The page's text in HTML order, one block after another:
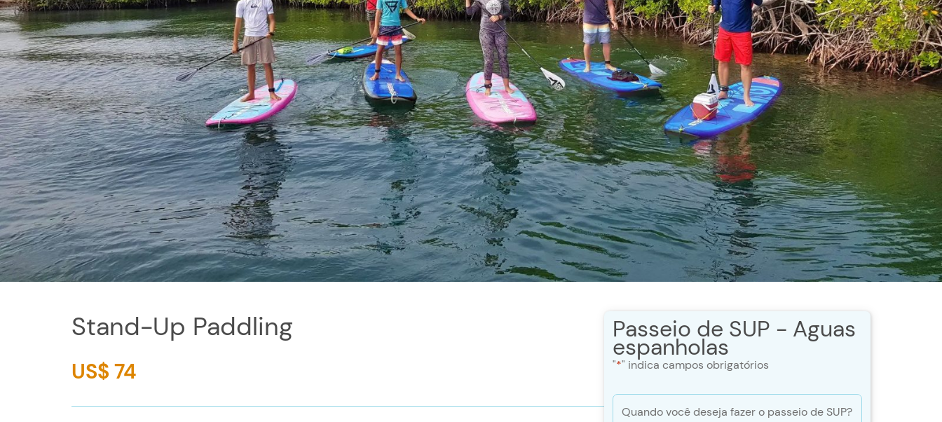
Stand-Up Paddling
US$ 74
Passeio de SUP - Águas
espanholas
"*" indica campos obrigatórios
Quando você deseja fazer o passeio de SUP?